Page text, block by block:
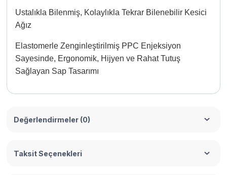
Ustalıkla Bilenmiş, Kolaylıkla Tekrar Bilenebilir Kesici
Ağız
Elastomerle Zenginleştirilmiş PPC Enjeksiyon
Sayesinde, Ergonomik, Hijyen ve Rahat Tutuş
Sağlayan Sap Tasarımı
Değerlendirmeler (0)
Taksit Seçenekleri